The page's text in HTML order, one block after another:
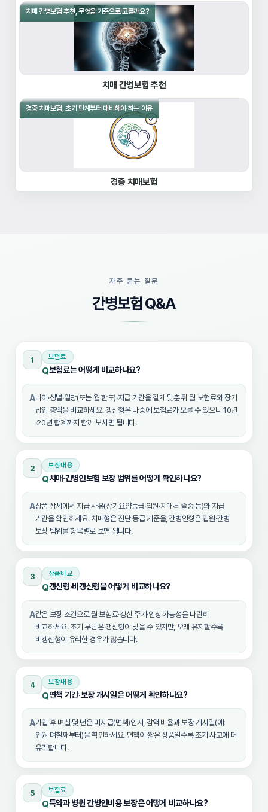
치매 간병보험 추천, 무엇을 기준으로 고를까요?
치매 간병보험 추천
경증 치매보험, 초기 단계부터 대비해야 하는 이유
경증 치매보험
자주 묻는 질문
간병보험 Q&A
1 보험료
Q보험료는 어떻게 비교하나요?
A나이·성별·일당(또는 월 한도)·지급 기간을 같게 맞춘 뒤 월 보험료와 장기
납입 총액을 비교하세요. 갱신형은 나중에 보험료가 오를 수 있으니 10년
·20년 합계까지 함께 보시면 됩니다.
2 보장내용
Q치매·간병인보험 보장 범위를 어떻게 확인하나요?
A상품 상세에서 지급 사유(장기요양등급·입원·치매·뇌졸중 등)와 지급
기간을 확인하세요. 치매형은 진단·등급 기준을, 간병인형은 입원·간병
보장 범위를 항목별로 보면 됩니다.
3 상품비교
Q갱신형·비갱신형을 어떻게 비교하나요?
A같은 보장 조건으로 월 보험료·갱신 주기·인상 가능성을 나란히
비교하세요. 초기 부담은 갱신형이 낮을 수 있지만, 오래 유지할수록
비갱신형이 유리한 경우가 많습니다.
4 보장내용
Q면책 기간·보장 개시일은 어떻게 확인하나요?
A가입 후 며칠·몇 년은 미지급(면책)인지, 감액 비율과 보장 개시일(예:
입원 며칠째부터)을 확인하세요. 면책이 짧은 상품일수록 초기 사고에 더
유리합니다.
5 보험료
Q특약과 병원 간병인비용 보장은 어떻게 비교하나요?